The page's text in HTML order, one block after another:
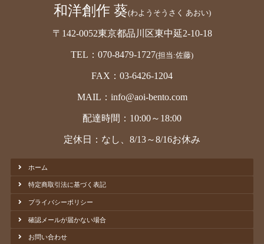
和洋創作 葵(わようそうさく あおい)
〒142-0052東京都品川区東中延2-10-18
TEL：070-8479-1727(担当:佐藤)
FAX：03-6426-1204
MAIL：info@aoi-bento.com
配達時間：10:00～18:00
定休日：なし、8/13～8/16お休み
ホーム
特定商取引法に基づく表記
プライバシーポリシー
確認メールが届かない場合
お問い合わせ